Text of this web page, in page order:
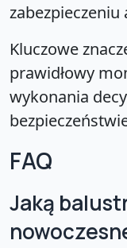
Kluczowe
prawidłowy
wykonania
FAQ
Jaką